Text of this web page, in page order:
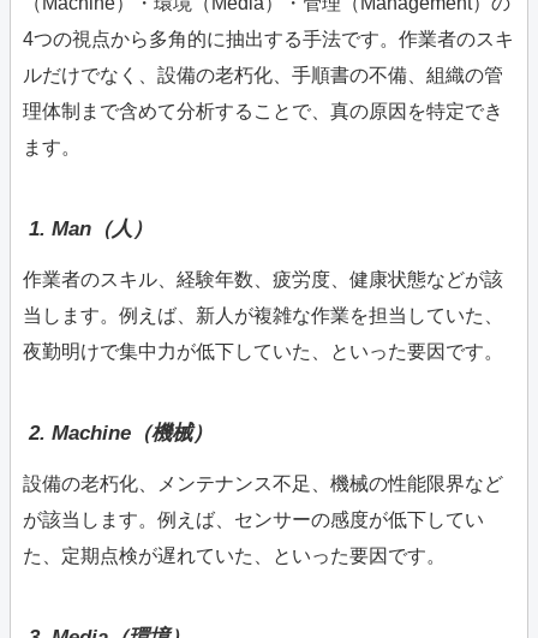
4つの視点から多角的に抽出する手法です。作業者のスキ
ルだけでなく、設備の老朽化、手順書の不備、組織の管
理体制まで含めて分析することで、真の原因を特定でき
ます。
1. Man（人）
作業者のスキル、経験年数、疲労度、健康状態などが該
当します。例えば、新人が複雑な作業を担当していた、
夜勤明けで集中力が低下していた、といった要因です。
2. Machine（機械）
設備の老朽化、メンテナンス不足、機械の性能限界など
が該当します。例えば、センサーの感度が低下してい
た、定期点検が遅れていた、といった要因です。